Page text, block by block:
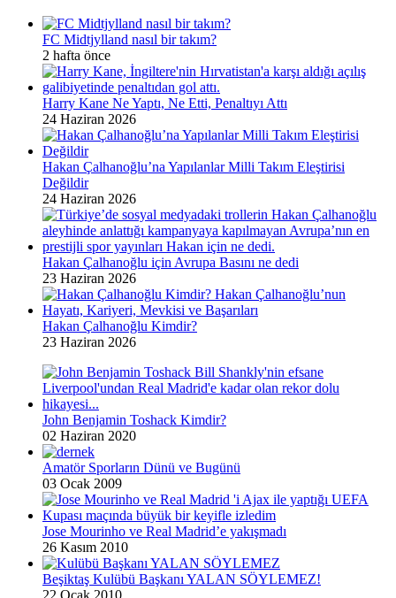
FC Midtjylland nasıl bir takım?
2 hafta önce
Harry Kane Ne Yaptı, Ne Etti, Penaltıyı Attı
24 Haziran 2026
Hakan Çalhanoğlu’na Yapılanlar Milli Takım Eleştirisi
Değildir
24 Haziran 2026
Hakan Çalhanoğlu için Avrupa Basını ne dedi
23 Haziran 2026
Hakan Çalhanoğlu Kimdir?
23 Haziran 2026
John Benjamin Toshack Kimdir?
02 Haziran 2020
Amatör Sporların Dünü ve Bugünü
03 Ocak 2009
Jose Mourinho ve Real Madrid’e yakışmadı
26 Kasım 2010
Beşiktaş Kulübü Başkanı YALAN SÖYLEMEZ!
22 Ocak 2010